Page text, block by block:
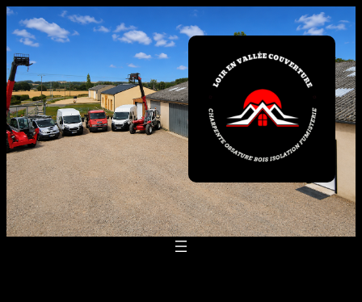
Aller
au
contenu